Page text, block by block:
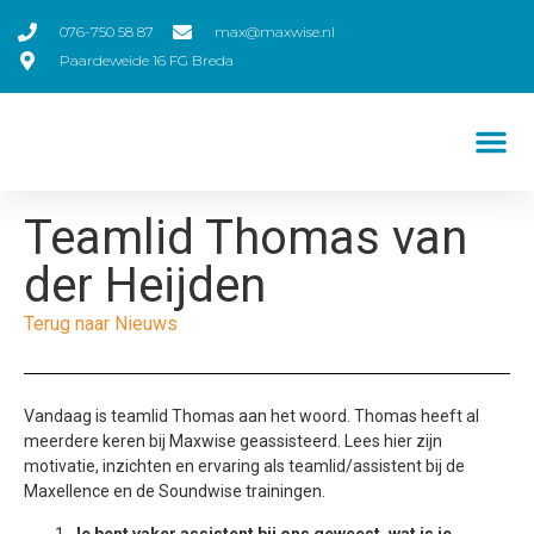
076-750 58 87
max@maxwise.nl
Paardeweide 16 FG Breda
Teamlid Thomas van
der Heijden
Terug naar Nieuws
Vandaag is teamlid Thomas aan het woord. Thomas heeft al
meerdere keren bij Maxwise geassisteerd. Lees hier zijn
motivatie, inzichten en ervaring als teamlid/assistent bij de
Maxellence en de Soundwise trainingen.